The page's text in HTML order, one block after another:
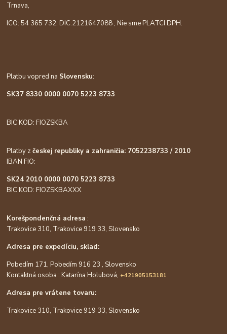
Trnava,
ICO: 54 365 732, DIC:2121647088 , Nie sme PLATCI DPH.
Platbu vopred na Slovensku:
SK37 8330 0000 0070 5223 8733
BIC KOD: FIOZSKBA
Platby zčeskej republiky a zahraničia: 7052238733 / 2010
IBAN FIO:
SK24 2010 0000 0070 5223 8733
BIC KOD: FIOZSKBAXXX
Korešpondenčná adresa :
Trakovice 310, Trakovice 919 33, Slovensko
Adresa pre expedíciu, sklad:
Pobedím 171, Pobedím 916 23 , Slovensko
Kontaktná osoba : Katarína Holubová, +421905153181
Adresa pre vrátene tovaru:
Trakovice 310, Trakovice 919 33, Slovensko